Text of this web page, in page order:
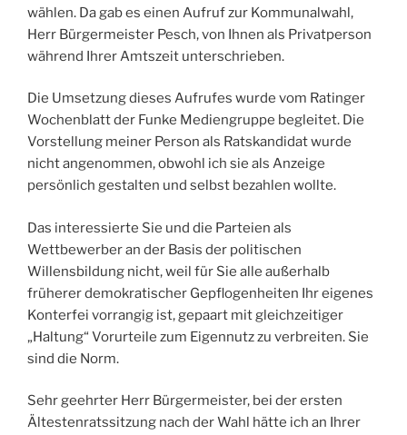
wählen. Da gab es einen Aufruf zur Kommunalwahl,
Herr Bürgermeister Pesch, von Ihnen als Privatperson
während Ihrer Amtszeit unterschrieben.
Die Umsetzung dieses Aufrufes wurde vom Ratinger
Wochenblatt der Funke Mediengruppe begleitet. Die
Vorstellung meiner Person als Ratskandidat wurde
nicht angenommen, obwohl ich sie als Anzeige
persönlich gestalten und selbst bezahlen wollte.
Das interessierte Sie und die Parteien als
Wettbewerber an der Basis der politischen
Willensbildung nicht, weil für Sie alle außerhalb
früherer demokratischer Gepflogenheiten Ihr eigenes
Konterfei vorrangig ist, gepaart mit gleichzeitiger
„Haltung“ Vorurteile zum Eigennutz zu verbreiten. Sie
sind die Norm.
Sehr geehrter Herr Bürgermeister, bei der ersten
Ältestenratssitzung nach der Wahl hätte ich an Ihrer